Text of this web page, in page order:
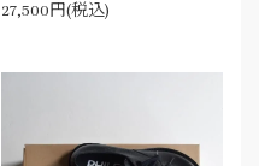
27,500円(税込)